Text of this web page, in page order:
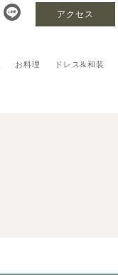
アクセス
お料理 ドレス&和装